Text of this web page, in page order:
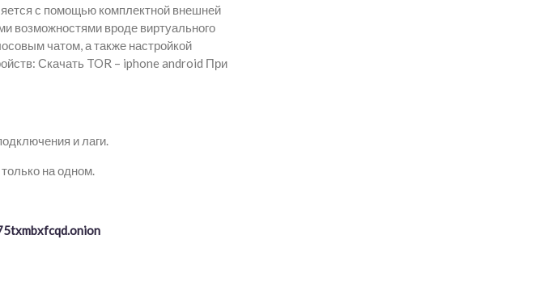
с помощью комплектной внешней
возможностями вроде виртуального
чатом, а также настройкой
Скачать TOR – iphone android При
и лаги.
на одном.